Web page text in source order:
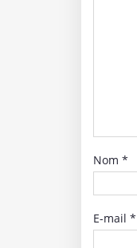
Nom *
E-mail *